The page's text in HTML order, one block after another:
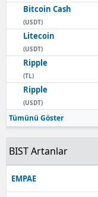
Bitcoin Cash
(USDT)
Litecoin
(USDT)
Ripple
(TL)
Ripple
(USDT)
Tümünü Göster
BIST Artanlar
EMPAE